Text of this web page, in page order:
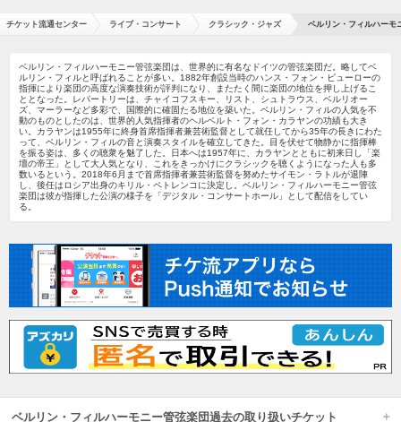
チケット流通センター ライブ・コンサート クラシック・ジャズ ベルリン・フィルハーモ
ベルリン・フィルハーモニー管弦楽団は、世界的に有名なドイツの管弦楽団だ。略してベ
ルリン・フィルと呼ばれることが多い。1882年創設当時のハンス・フォン・ビューローの
指揮により楽団の高度な演奏技術が評判になり、またたく間に楽団の地位を押し上げるこ
ととなった。レパートリーは、チャイコフスキー、リスト、シュトラウス、ベルリオー
ズ、マーラーなど多彩で、国際的に確固たる地位を築いた。ベルリン・フィルの人気を不
動のものとしたのは、世界的人気指揮者のヘルベルト・フォン・カラヤンの功績も大き
い。カラヤンは1955年に終身首席指揮者兼芸術監督として就任してから35年の長きにわた
って、ベルリン・フィルの音と演奏スタイルを確立してきた。目を伏せて物静かに指揮棒
を振る姿は、多くの聴衆を魅了した。日本へは1957年に、カラヤンとともに初来日し「楽
壇の帝王」として大人気となり、これをきっかけにクラシックを聴くようになった人も多
数いるという。2018年6月まで首席指揮者兼芸術監督を努めたサイモン・ラトルが退陣
し、後任はロシア出身のキリル・ペトレンコに決定し。ベルリン・フィルハーモニー管弦
楽団は彼が指揮した公演の様子を「デジタル・コンサートホール」として配信をしてい
る。
ベルリン・フィルハーモニー管弦楽団過去の取り扱いチケット